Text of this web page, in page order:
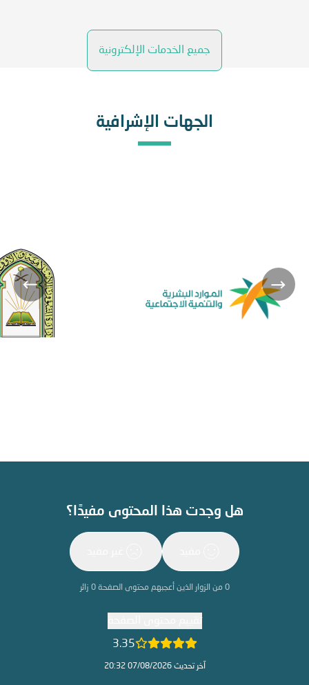
جميع الخدمات الإلكترونية
الجهات الإشرافية
هل وجدت هذا المحتوى مفيدًا؟
0 من الزوار الذين أعجبهم محتوى الصفحة 0 زائر
3.35
آخر تحديث 07/08/2026 20:32